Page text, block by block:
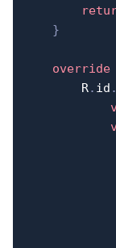
}
override
        R
. id .